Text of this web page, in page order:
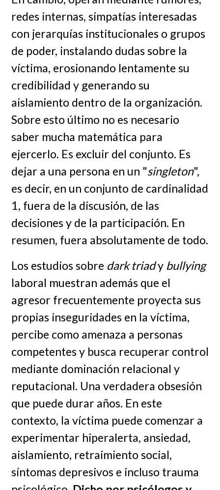
redes internas, simpatías interesadas
con jerarquías institucionales o grupos
de poder, instalando dudas sobre la
víctima, erosionando lentamente su
credibilidad y generando su
aislamiento dentro de la organización.
Sobre esto último no es necesario
saber mucha matemática para
ejercerlo. Es excluir del conjunto. Es
dejar a una persona en un "singleton",
es decir, en un conjunto de cardinalidad
1, fuera de la discusión, de las
decisiones y de la participación. En
resumen, fuera absolutamente de todo.
Los estudios sobre dark triady bullying
laboral muestran además que el
agresor frecuentemente proyecta sus
propias inseguridades en la víctima,
percibe como amenaza a personas
competentes y busca recuperar control
mediante dominación relacional y
reputacional. Una verdadera obsesión
que puede durar años. En este
contexto, la víctima puede comenzar a
experimentar hiperalerta, ansiedad,
aislamiento, retraimiento social,
síntomas depresivos e incluso trauma